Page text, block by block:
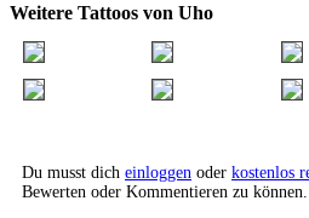
Weitere Tattoos von Uho
Du musst dich einloggen oder kostenlos
Bewerten oder Kommentieren zu können.